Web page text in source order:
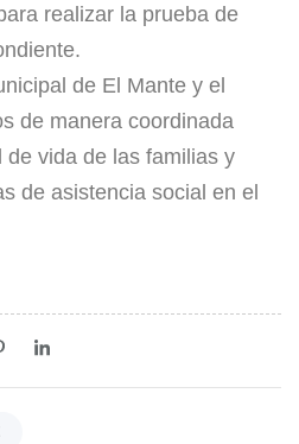
realizar la prueba de
de El Mante y el
de manera coordinada
vida de las familias y
de asistencia social en el